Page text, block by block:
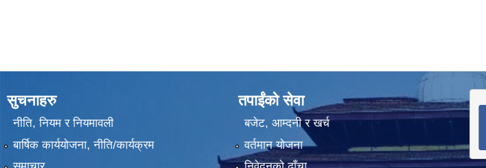
सुचनाहरु
नीति, नियम र नियमावली
बार्षिक कार्ययोजना, नीति/कार्यक्रम
तपाईंको सेवा
बजेट, आम्दनी र खर्च
वर्तमान योजना